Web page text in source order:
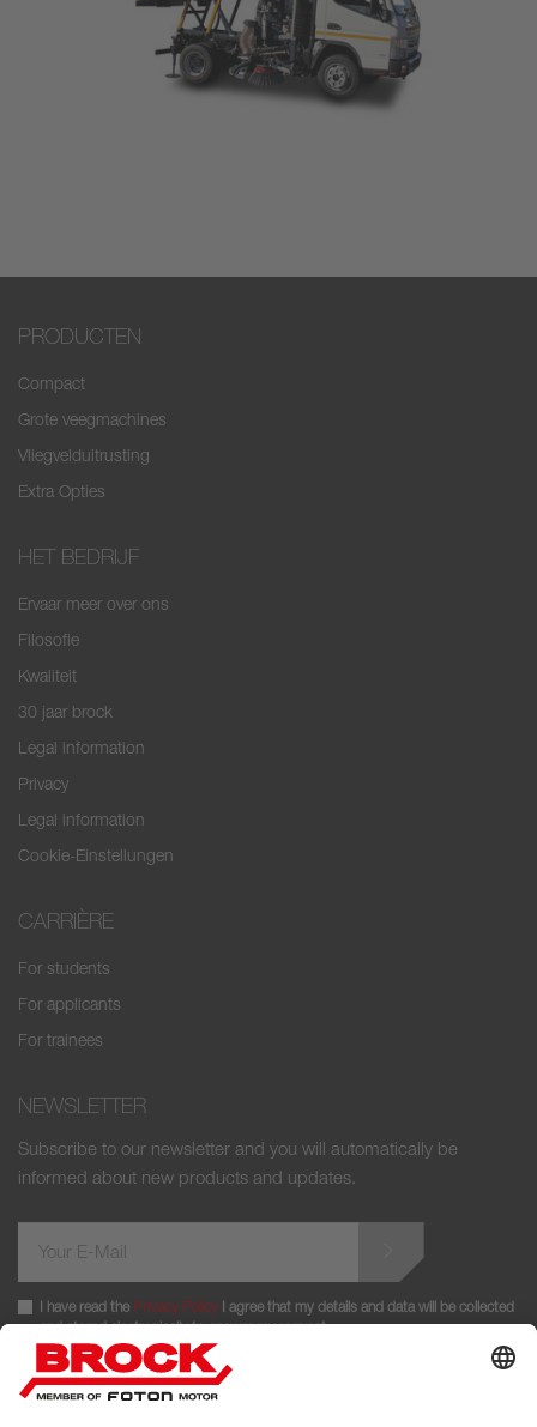
PRODUCTEN
Compact
Grote veegmachines
Vliegvelduitrusting
Extra Opties
HET BEDRIJF
Ervaar meer over ons
Filosofie
Kwaliteit
30 jaar brock
Legal information
Privacy
Legal information
Cookie-Einstellungen
CARRIÈRE
For students
For applicants
For trainees
NEWSLETTER
Subscribe to our newsletter and you will automatically be
informed about new products and updates.
I have read the Privacy Policy I agree that my details and data will be collected
and stored electronically to answer my request.
FOLLOW US